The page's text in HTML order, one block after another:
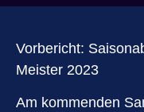
Vorbericht:
Meister 2023
Am kommenden